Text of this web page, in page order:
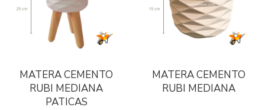
MATERA CEMENTO
RUBI MEDIANA
PATICAS
MATERA CEMENTO
RUBI MEDIANA